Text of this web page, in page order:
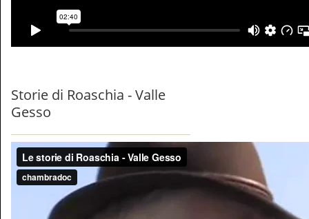
Storie di Roaschia - Valle
Gesso